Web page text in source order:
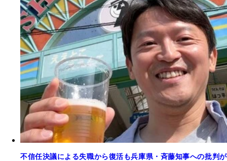
不信任決議による失職から復活も兵庫県・斉藤知事への批判が